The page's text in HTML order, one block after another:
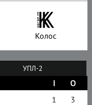
Колос
УПЛ-2
І
О
1
3